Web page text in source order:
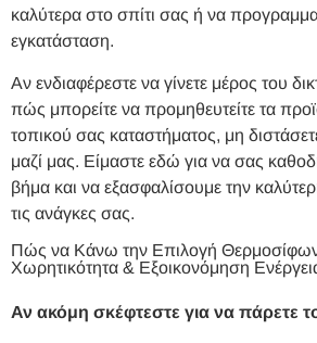
καλύτερα στο σπίτι σας ή να
εγκατάσταση.
Αν ενδιαφέρεστε να γίνετε μέρος του
πώς μπορείτε να προμηθευτείτε τα
τοπικού σας καταστήματος, μη
μαζί μας. Είμαστε εδώ για να σας
βήμα και να εξασφαλίσουμε την
τις ανάγκες σας.
Πώς να Κάνω την Επιλογή
Χωρητικότητα & Εξοικονόμηση
Αν ακόμη σκέφτεστε για να πάρετε